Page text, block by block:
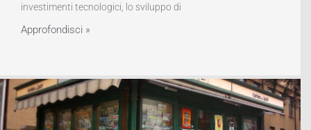
investimenti tecnologici, lo sviluppo di
Approfondisci »